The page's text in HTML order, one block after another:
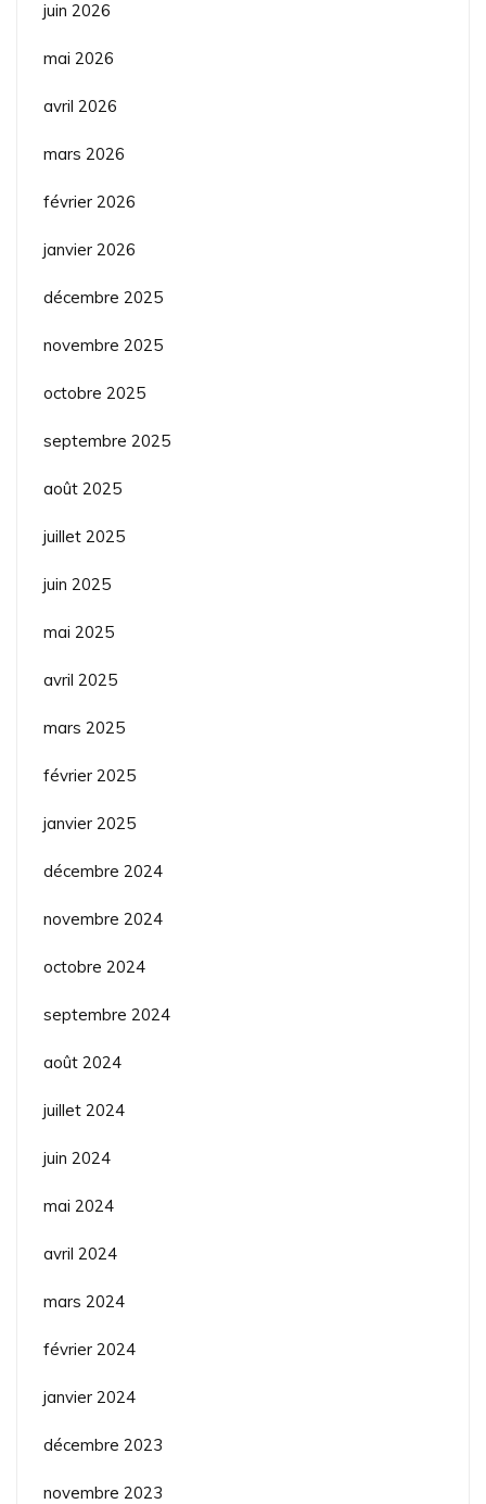
juin 2026
mai 2026
avril 2026
mars 2026
février 2026
janvier 2026
décembre 2025
novembre 2025
octobre 2025
septembre 2025
août 2025
juillet 2025
juin 2025
mai 2025
avril 2025
mars 2025
février 2025
janvier 2025
décembre 2024
novembre 2024
octobre 2024
septembre 2024
août 2024
juillet 2024
juin 2024
mai 2024
avril 2024
mars 2024
février 2024
janvier 2024
décembre 2023
novembre 2023